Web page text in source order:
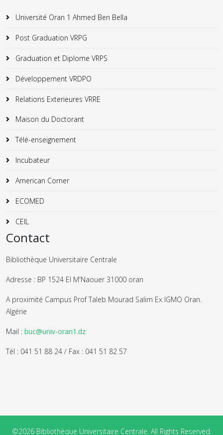
Université Oran 1 Ahmed Ben Bella
Post Graduation VRPG
Graduation et Diplome VRPS
Développement VRDPO
Relations Exterieures VRRE
Maison du Doctorant
Télé-enseignement
Incubateur
American Corner
ECOMED
CEIL
Contact
Bibliothèque Universitaire Centrale
Adresse : BP 1524 El M'Naouer 31000 oran
A proximité Campus Prof Taleb Mourad Salim Ex IGMO Oran.
Algérie
Mail : buc@univ-oran1.dz
Tél : 041 51 88 24 / Fax : 041 51 82 57
©2026 Bibliothèque Universitaire Centrale. All Rights Reserved.